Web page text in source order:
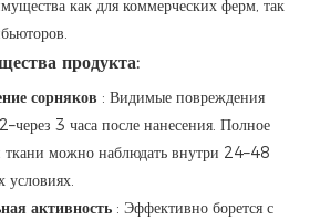
как для коммерческих ферм, так
продукта:
сорняков : Видимые повреждения
3 часа после нанесения. Полное
ткани можно наблюдать внутри 24–48
условиях.
активность : Эффективно борется с